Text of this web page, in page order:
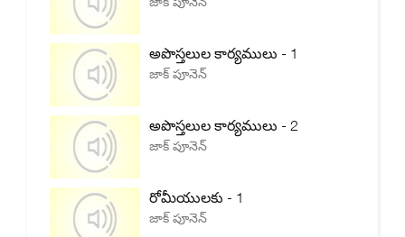
అపొస్తలుల కార్యములు - 1
జాక్ పూనెన్
అపొస్తలుల కార్యములు - 2
జాక్ పూనెన్
రోమీయులకు - 1
జాక్ పూనెన్